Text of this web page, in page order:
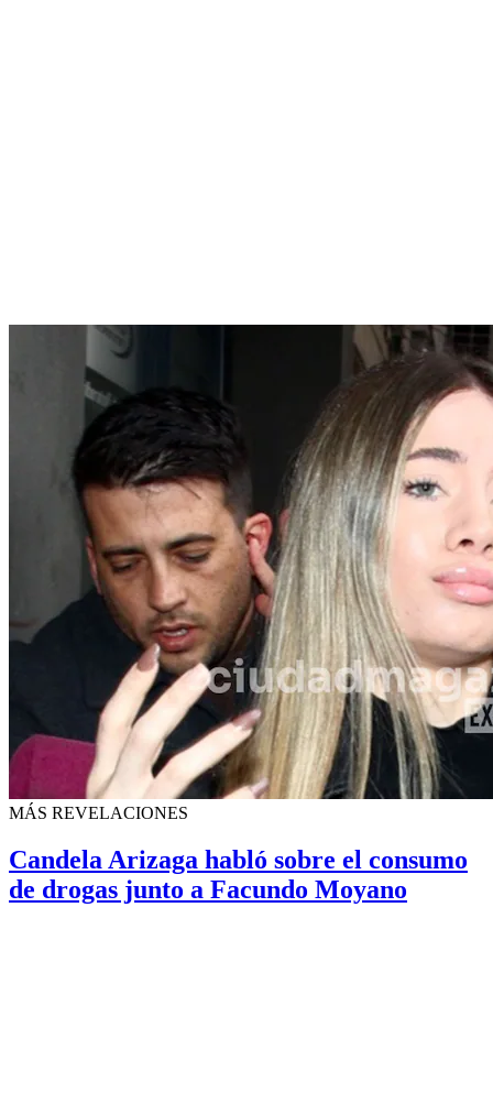
MÁS REVELACIONES
Candela Arizaga habló sobre el consumo
de drogas junto a Facundo Moyano